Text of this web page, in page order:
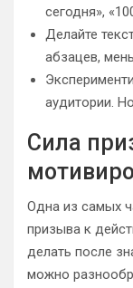
сегодня»,
Делайте
абзацев,
аудитории.
Сила
Одна из самых
призыва к
делать после
можно